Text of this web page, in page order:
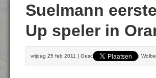
Alle categorieën
Over Bennie Wolbers
nieuwe rugsponsor
Najaar '26 staat live!
102 kaarsen voor eeuwling Mieke Sijbom-Maatje
Emmen wint op Open Dag overtuigend van Almere
Treffer van Quispel bezorgt FC Emmen droomstart
Suelmann
Up speler in
vrijdag 25 feb 2011 | Geschreven door Bennie